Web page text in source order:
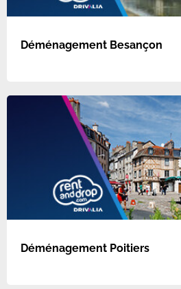
Déménagement Besançon
Déménagement Poitiers